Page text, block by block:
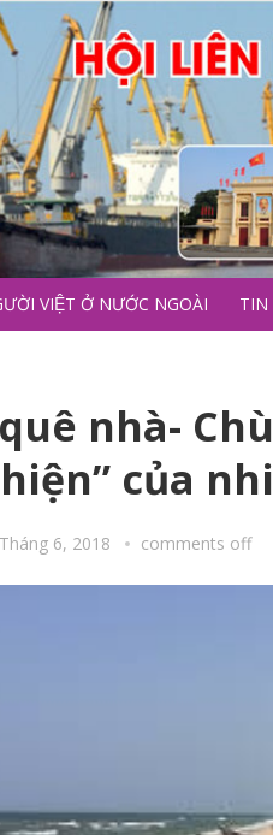
VIỆT Ở NƯỚC NGOÀI TIN
nhà-
của
6, 2018 comments off